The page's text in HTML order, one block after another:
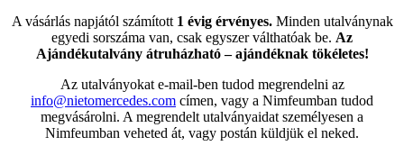
A vásárlás napjától számított 1 évig érvényes. Minden utalványnak
egyedi sorszáma van, csak egyszer válthatóak be. Az
Ajándékutalvány átruházható – ajándéknak tökéletes!
Az utalványokat e-mail-ben tudod megrendelni az
info@nietomercedes.com címen, vagy a Nimfeumban tudod
megvásárolni. A megrendelt utalványaidat személyesen a
Nimfeumban veheted át, vagy postán küldjük el neked.